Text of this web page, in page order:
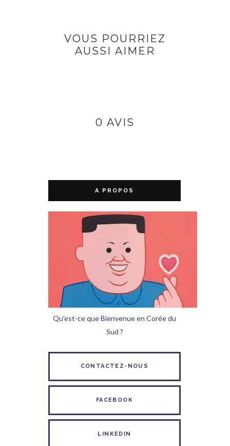
VOUS POURRIEZ
AUSSI AIMER
0 AVIS
A PROPOS
Qu'est-ce que Bienvenue en Corée du
Sud ?
CONTACTEZ-NOUS
FACEBOOK
LINKEDIN